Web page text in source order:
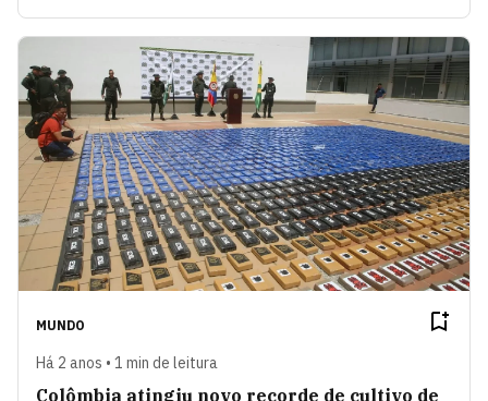
MUNDO
Há 2 anos • 1 min de leitura
Colômbia atingiu novo recorde de cultivo de